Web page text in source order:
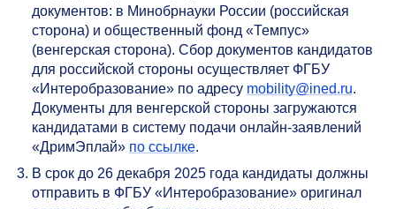
документов: в Минобрнауки России (российская
сторона) и общественный фонд «Темпус»
(венгерская сторона). Сбор документов кандидатов
для российской стороны осуществляет ФГБУ
«Интеробразование» по адресу mobility@ined.ru.
Документы для венгерской стороны загружаются
кандидатами в систему подачи онлайн-заявлений
«ДримЭплай» по ссылке.
В срок до 26 декабря 2025 года кандидаты должны
отправить в ФГБУ «Интеробразование» оригинал